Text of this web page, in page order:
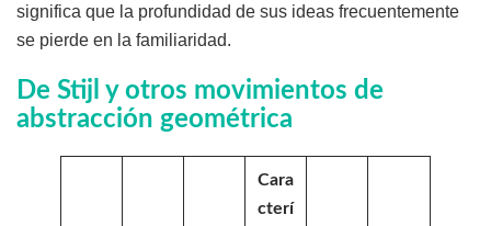
significa que la profundidad de sus ideas frecuentemente
se pierde en la familiaridad.
De Stijl y otros movimientos de
abstracción geométrica
Cara
cterí